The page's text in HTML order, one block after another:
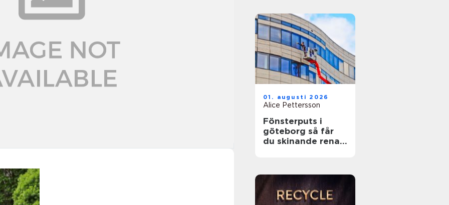
01. augusti 2026
Alice Pettersson
Fönsterputs i
göteborg så får
du skinande rena